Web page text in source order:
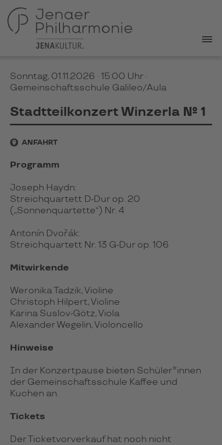
Sonntag, 01.11.2026 · 15:00 Uhr ·
Gemeinschaftsschule Galileo/Aula
Stadtteilkonzert Winzerla № 1
ANFAHRT
Programm
Joseph Haydn:
Streichquartett D-Dur op. 20
(„Sonnenquartette“) Nr. 4
Antonín Dvořák:
Streichquartett Nr. 13 G-Dur op. 106
Mitwirkende
Weronika Tadzik, Violine
Christoph Hilpert, Violine
Karina Suslov-Götz, Viola
Alexander Wegelin, Violoncello
Hinweise
In der Konzertpause bieten Schüler*innen
der Gemeinschaftsschule Kaffee und
Kuchen an.
Tickets
Der Ticketvorverkauf hat noch nicht